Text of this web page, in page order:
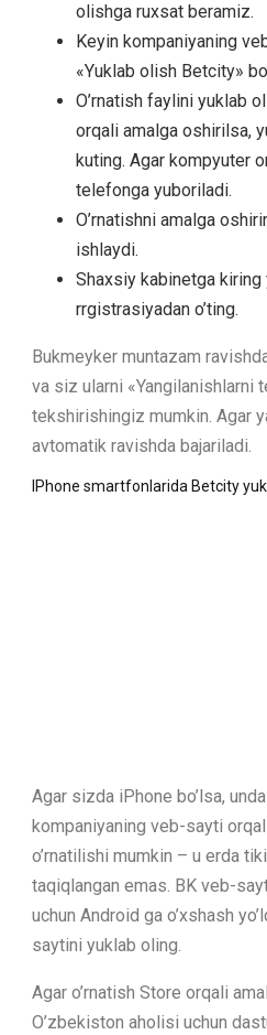
olishga ruxsat beramiz.
Keyin kompaniyaning
«Yuklab olish Betcity»
O’rnatish faylini yuklab
orqali amalga oshirilsa,
kuting. Agar kompyuter
telefonga yuboriladi.
O’rnatishni amalga
ishlaydi.
Shaxsiy kabinetga kiring
rrgistrasiyadan o’ting.
Bukmeyker muntazam
va siz ularni «Yangilanishlarni
tekshirishingiz mumkin. Agar
avtomatik ravishda bajariladi.
IPhone smartfonlarida Betcity
Agar sizda iPhone bo’lsa,
kompaniyaning veb-sayti
o’rnatilishi mumkin – u erda
taqiqlangan emas. BK veb-
uchun Android ga o’xshash
saytini yuklab oling.
Agar o’rnatish Store orqali
O’zbekiston aholisi uchun